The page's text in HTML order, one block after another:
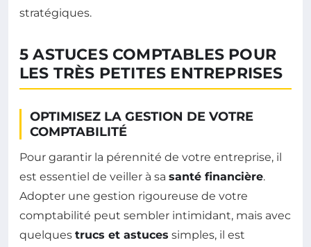
stratégiques.
5 ASTUCES COMPTABLES POUR
LES TRÈS PETITES ENTREPRISES
OPTIMISEZ LA GESTION DE VOTRE
COMPTABILITÉ
Pour garantir la pérennité de votre entreprise, il
est essentiel de veiller à sa santé financière.
Adopter une gestion rigoureuse de votre
comptabilité peut sembler intimidant, mais avec
quelques trucs et astuces simples, il est